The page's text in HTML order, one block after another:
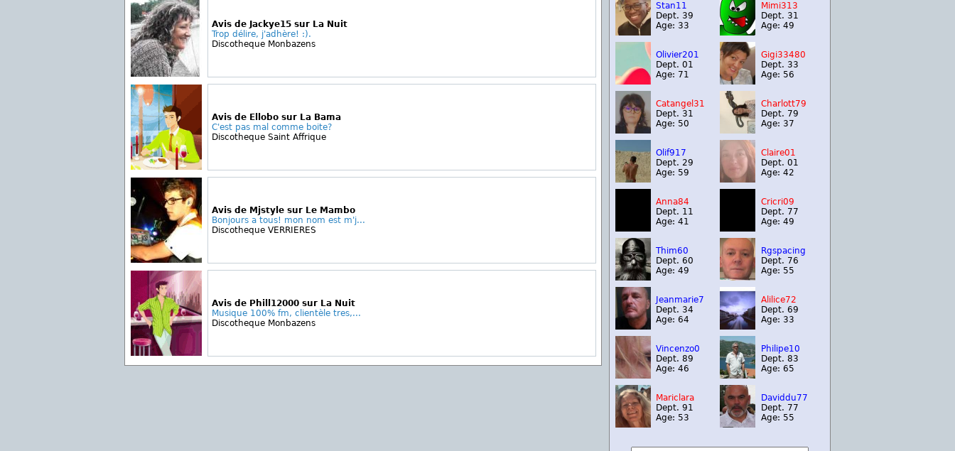
Avis de Jackye15 sur La Nuit
Trop délire, j'adhère! :).
Discotheque Monbazens
Avis de Ellobo sur La Bama
C'est pas mal comme boite?
Discotheque Saint Affrique
Avis de Mjstyle sur Le Mambo
Bonjours a tous! mon nom est m'j...
Discotheque VERRIERES
Avis de Phill12000 sur La Nuit
Musique 100% fm, clientèle tres,...
Discotheque Monbazens
Stan11
Dept. 39
Age: 33
Mimi313
Dept. 31
Age: 49
Olivier201
Dept. 01
Age: 71
Gigi33480
Dept. 33
Age: 56
Catangel31
Dept. 31
Age: 50
Charlott79
Dept. 79
Age: 37
Olif917
Dept. 29
Age: 59
Claire01
Dept. 01
Age: 42
Anna84
Dept. 11
Age: 41
Cricri09
Dept. 77
Age: 49
Thim60
Dept. 60
Age: 49
Rgspacing
Dept. 76
Age: 55
Jeanmarie7
Dept. 34
Age: 64
Alilice72
Dept. 69
Age: 33
Vincenzo0
Dept. 89
Age: 46
Philipe10
Dept. 83
Age: 65
Mariclara
Dept. 91
Age: 53
Daviddu77
Dept. 77
Age: 55